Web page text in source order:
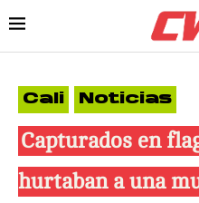
Cali Noticias
Capturados en
hurtaban a una